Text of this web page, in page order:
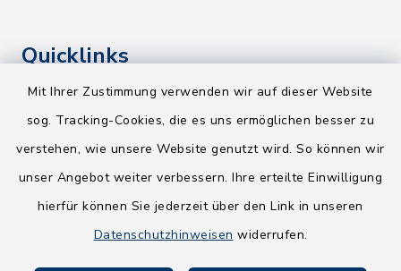
Mit Ihrer Zustimmung verwenden wir auf dieser Website
sog. Tracking-Cookies, die es uns ermöglichen besser zu
verstehen, wie unsere Website genutzt wird. So können wir
unser Angebot weiter verbessern. Ihre erteilte Einwilligung
hierfür können Sie jederzeit über den Link in unseren
Datenschutzhinweisen widerrufen.
Quicklinks
Kreis Segeberg
NEU! Amtsbroschüre 2026
Holsteiner Auenland